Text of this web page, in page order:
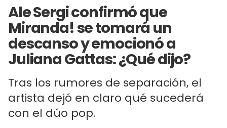
Ale Sergi confirmó que
Miranda! se tomará un
descanso y emocionó a
Juliana Gattas: ¿Qué dijo?
Tras los rumores de separación, el
artista dejó en claro qué sucederá
con el dúo pop.